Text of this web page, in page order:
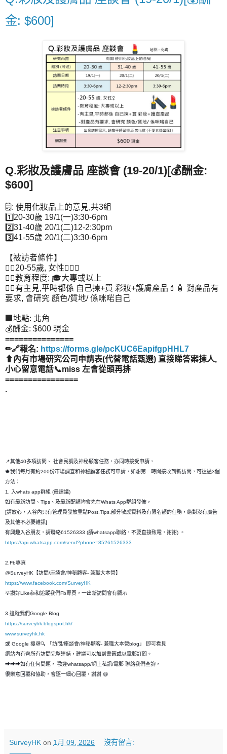
金: $600]
Q.彩妝及護膚品 座談會 (19-20/1)[💰酬金:
$600]
🗒️: 使用化妝品上的意見,共3組
1️⃣20-30歲 19/1(一)3:30-6pm
2️⃣31-40歲 20/1(二)12-2:30pm
3️⃣41-55歲 20/1(二)3:30-6pm
【被訪者條件】
👉🏻20-55歲, 女性🙋🏻‍♀️
👉🏻教育程度: 🎓大專或以上
👉🏻有主見,平時都係 自己揀+買 彩妝+護膚產品 💄 🧴 對產品有
要求, 會研究 顏色/質地/ 係咪啱自己
🏢 地點: 北角
💰酬金: $600 現金
===============
✏🔗報名: https://forms.gle/pcKUC6EapifgpHHL7
⬆內有市場研究公司申請表(代替電話甄選) 直接睇答案揀人,
小心留意電話📞miss 左會從頭再排
================
.
📌其他40多項訪問、 社會民調及神秘顧客任務，亦同時接受申請，
🍁我們每月有約200份市場調查和神秘顧客任務可申請，如想第一時間接收到新訪問，可透過3個
方法：
1. 入whats app群組 (最建議)
如有最新訪問、Tips、及最新配額均會先在Whats App群組發佈，
[請放心，入谷內只有管理員發放重點Post,Tips,部分敏感資料及有限名額的任務，絶對沒有廣告
及其他不必要雜訊]
有興趣入谷朋友，請聯絡61526333 (請whatsapp聯絡，不要直接致電，謝謝) 。
https://api.whatsapp.com/send?phone=85261526333
2.Fb專頁
@SurveyHK【訪問/座談會/神秘顧客- 兼職大本營】
https://www.facebook.com/SurveyHK
💡讚好Like👍和追蹤我們Fb專頁，一出新訪問會有顯示
3.追蹤我們Google Blog
https://surveyhk.blogspot.hk/
www.surveyhk.hk
或 Google 搜尋🔍 「訪問/座談會/神秘顧客- 兼職大本營blog」 即可看見
網站內有齊所有訪問完整連結，建議可以加到書籤或以電郵訂閱。
➡➡➡如有任何問題， 歡迎whatsapp/網上私訊/電郵 聯絡我們查詢，
很樂意回覆和恊助，會逐一細心回覆，謝謝 😄
SurveyHK on 1月 09, 2026 沒有留言: